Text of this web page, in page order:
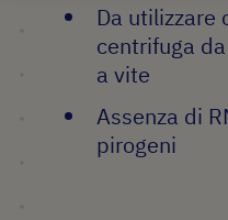
Da utilizzare
centrifuga
a vite
Assenza di
pirogeni